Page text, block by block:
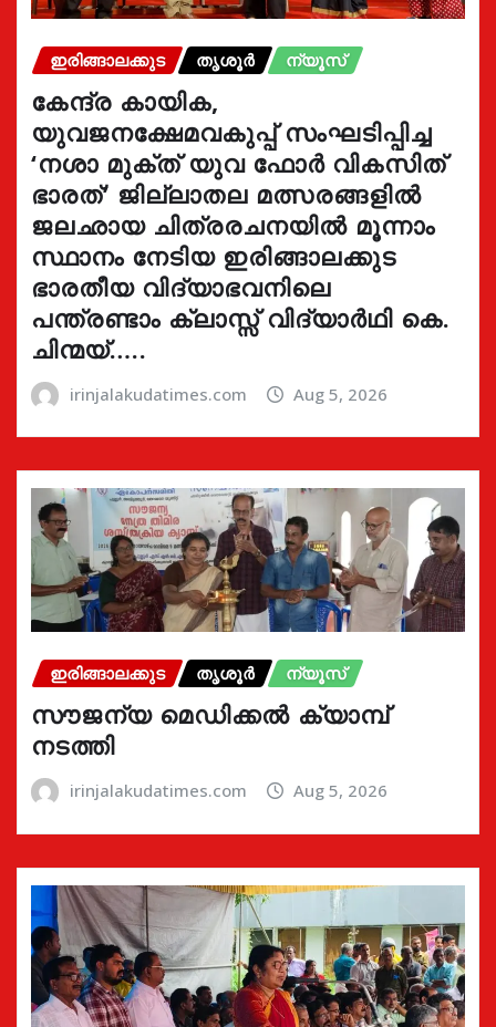
ഇരിങ്ങാലക്കുട തൃശൂർ ന്യൂസ്
കേന്ദ്ര കായിക,
യുവജനക്ഷേമവകുപ്പ് സംഘടിപ്പിച്ച
‘നശാ മുക്ത് യുവ ഫോർ വികസിത്
ഭാരത്’ ജില്ലാതല മത്സരങ്ങളിൽ
ജലഛായ ചിത്രരചനയിൽ മൂന്നാം
സ്ഥാനം നേടിയ ഇരിങ്ങാലക്കുട
ഭാരതീയ വിദ്യാഭവനിലെ
പന്ത്രണ്ടാം ക്ലാസ്സ് വിദ്യാർഥി കെ.
ചിന്മയ്…..
irinjalakudatimes.com Aug 5, 2026
ഇരിങ്ങാലക്കുട തൃശൂർ ന്യൂസ്
സൗജന്യ മെഡിക്കൽ ക്യാമ്പ്
നടത്തി
irinjalakudatimes.com Aug 5, 2026